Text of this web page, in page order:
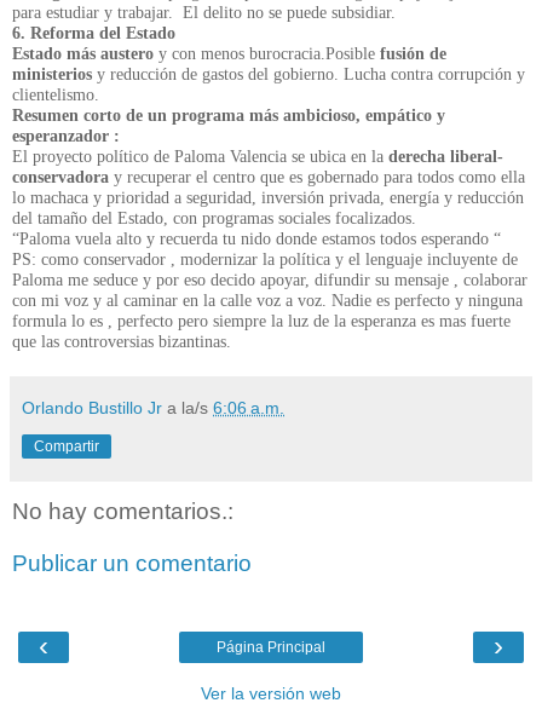
para estudiar y trabajar.
El delito no se puede subsidiar.
6. Reforma del Estado
Estado más austero y con menos burocracia.Posible fusión de
ministerios y reducción de gastos del gobierno. Lucha contra corrupción y
clientelismo.
Resumen corto de un programa más ambicioso, empático y
esperanzador :
El proyecto político de Paloma Valencia se ubica en la derecha liberal-
conservadora y recuperar el centro que es gobernado para todos como ella
lo machaca y prioridad a seguridad, inversión privada, energía y reducción
del tamaño del Estado, con programas sociales focalizados.
“Paloma vuela alto y recuerda tu nido donde estamos todos esperando “
PS: como conservador , modernizar la política y el lenguaje incluyente de
Paloma me seduce y por eso decido apoyar, difundir su mensaje , colaborar
con mi voz y al caminar en la calle voz a voz. Nadie es perfecto y ninguna
formula lo es , perfecto pero siempre la luz de la esperanza es mas fuerte
que las controversias bizantinas.
Orlando Bustillo Jr a la/s 6:06 a.m.
Compartir
No hay comentarios.:
Publicar un comentario
‹ ›
Página Principal
Ver la versión web